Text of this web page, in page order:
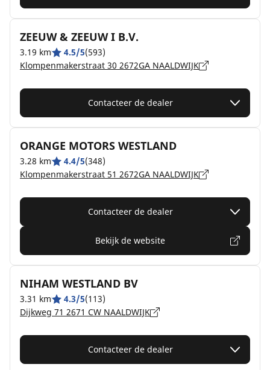
ZEEUW & ZEEUW I B.V.
3.19 km 4.5/5(593)
Klompenmakerstraat 30 2672GA NAALDWIJK
Contacteer de dealer
ORANGE MOTORS WESTLAND
3.28 km 4.4/5(348)
Klompenmakerstraat 51 2672GA NAALDWIJK
Contacteer de dealer
Bekijk de website
NIHAM WESTLAND BV
3.31 km 4.3/5(113)
Dijkweg 71 2671 CW NAALDWIJK
Contacteer de dealer